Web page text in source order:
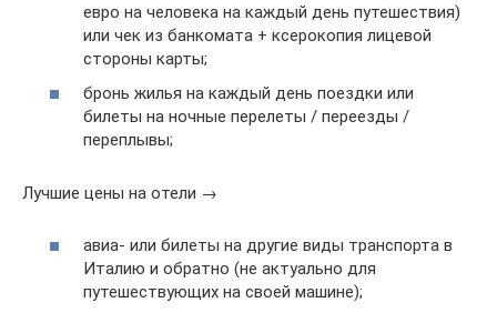
евро на человека на каждый день путешествия)
или чек из банкомата + ксерокопия лицевой
стороны карты;
бронь жилья на каждый день поездки или
билеты на ночные перелеты / переезды /
переплывы;
Лучшие цены на отели →
авиа- или билеты на другие виды транспорта в
Италию и обратно (не актуально для
путешествующих на своей машине);